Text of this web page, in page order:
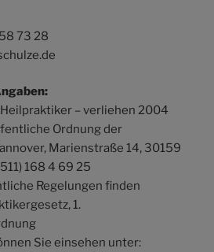
73 28
– verliehen 2004
Ordnung der
Marienstraße 14, 30159
168 4 69 25
Regelungen finden
1.
Sie einsehen unter: